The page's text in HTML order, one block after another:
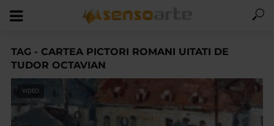
TAG - CARTEA PICTORI ROMANI UITATI DE
TUDOR OCTAVIAN
VIDEO